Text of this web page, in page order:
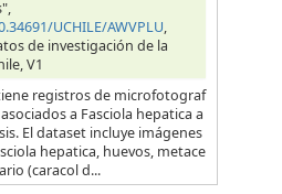
UCHILE/AWVPLU,
de investigación de la
V1
registros de microfotograf
a Fasciola hepatica a
El dataset incluye imágenes
hepatica, huevos, metace
(caracol d...